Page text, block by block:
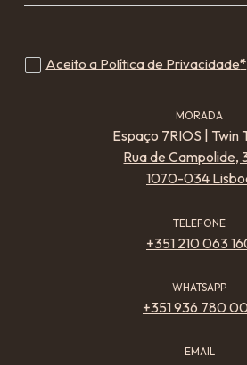
Aceito a Política de Privacidade*
MORADA
Espaço 7RIOS | Twin
Rua de Campolide,
1070-034
TELEFONE
+351 210 063
WHATSAPP
+351 936 780
EMAIL